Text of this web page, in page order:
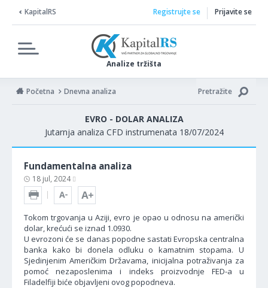
KapitalRS
Analize tržišta
Registrujte se Prijavite se
Početna Dnevna analiza Pretražite
EVRO - DOLAR ANALIZA
Jutarnja analiza CFD instrumenata 18/07/2024
Fundamentalna analiza
18 jul, 2024
Tokom trgovanja u Aziji, evro je opao u odnosu na američki
dolar, krećući se iznad 1.0930.
U evrozoni će se danas popodne sastati Evropska centralna
banka kako bi donela odluku o kamatnim stopama. U
Sjedinjenim Američkim Državama, inicijalna potraživanja za
pomoć nezaposlenima i indeks proizvodnje FED-a u
Filadelfiji biće objavljeni ovog popodneva.